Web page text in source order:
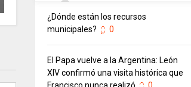
¿Dónde están los recursos
municipales?
0
El Papa vuelve a la Argentina: León
XIV confirmó una visita histórica que